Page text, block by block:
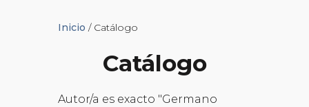
Inicio / Catálogo
Catálogo
Autor/a es exacto "Germano